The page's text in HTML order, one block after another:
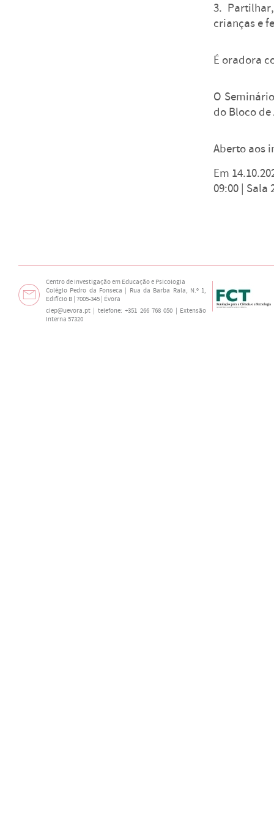
3.
crianças e
É oradora
O
do Bloco
Aberto aos
Em
09:00 | Sala
Centro de Investigação em Educação e Psicologia
Colégio Pedro da Fonseca | Rua da Barba Rala, N.º 1,
Edifício B | 7005-345 | Évora
ciep@uevora.pt | telefone: +351 266 768 050 | Extensão
interna 57320